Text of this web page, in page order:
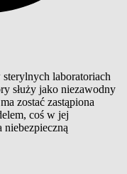
laboratoriach
służy jako niezawodny
zostać zastąpiona
coś w jej